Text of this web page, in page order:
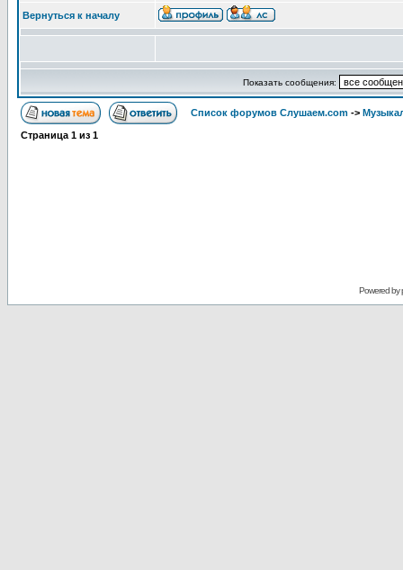
Вернуться к началу
Показать сообщения:
Список форумов Слушаем.com ->
Страница 1 из 1
Powered by